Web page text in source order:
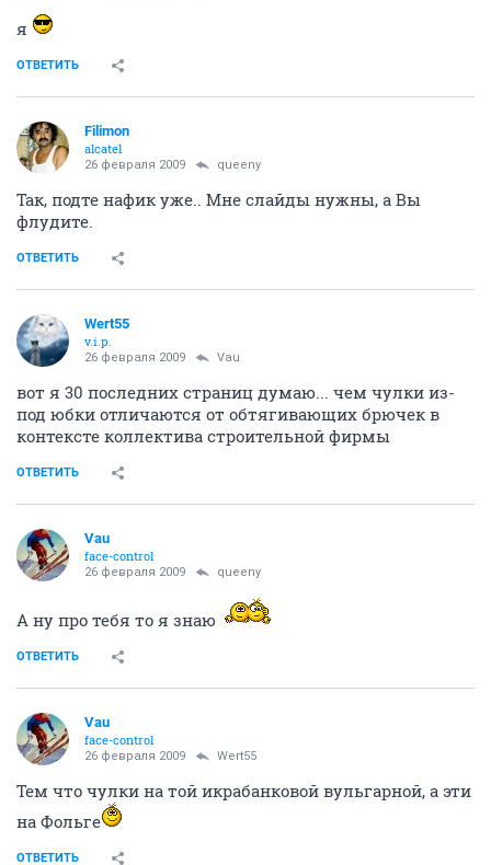
я
ОТВЕТИТЬ
Filimon
alcatel
26 февраля 2009 queeny
Так, подте нафик уже.. Мне слайды нужны, а Вы
флудите.
ОТВЕТИТЬ
Wert55
v.i.p.
26 февраля 2009 Vau
вот я 30 последних страниц думаю... чем чулки из-
под юбки отличаются от обтягивающих брючек в
контексте коллектива строительной фирмы
ОТВЕТИТЬ
Vau
face-control
26 февраля 2009 queeny
А ну про тебя то я знаю
ОТВЕТИТЬ
Vau
face-control
26 февраля 2009 Wert55
Тем что чулки на той икрабанковой вульгарной, а эти
на Фольге
ОТВЕТИТЬ